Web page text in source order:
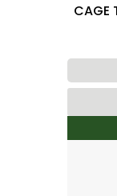
CAGE